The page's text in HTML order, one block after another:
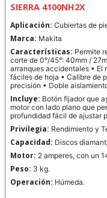
SIERRA 4100NH2X
Aplicación: Cubiertas de
Marca: Makita
Características: Permite
corte de 0°/45°: 40mm /
arranques accidentales • El
fáciles de hoja • Calibre de
precisión • Doble
Incluye: Botón fijador que
motor con lado plano que
profundidad fácil de ajustar
Privilegia: Rendimiento y
Capacidad: Discos
Motor: 2 amperes, con un
Peso: 3 kg.
Operación: Húmeda.